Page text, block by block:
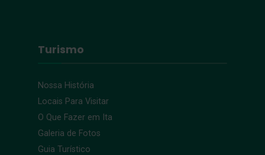
Turismo
Nossa História
Locais Para Visitar
O Que Fazer em Ita
Galeria de Fotos
Guia Turístico